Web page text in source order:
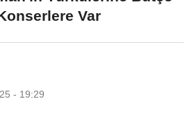
Var
- 19:29